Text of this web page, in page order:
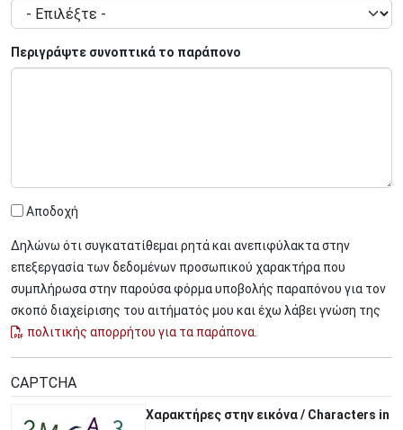
Περιγράψτε συνοπτικά το παράπονο
Αποδοχή
Δηλώνω ότι συγκατατίθεμαι ρητά και ανεπιφύλακτα στην
επεξεργασία των δεδομένων προσωπικού χαρακτήρα που
συμπλήρωσα στην παρούσα φόρμα υποβολής παραπόνου για τον
σκοπό διαχείρισης του αιτήματός μου και έχω λάβει γνώση της
πολιτικής απορρήτου για τα παράπονα
CAPTCHA
Χαρακτήρες στην εικόνα / Characters in